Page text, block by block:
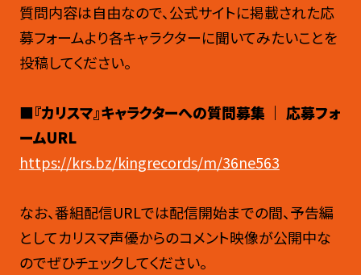
質問内容は自由なので、公式サイトに掲載された応
募フォームより各キャラクターに聞いてみたいことを
投稿してください。
■『カリスマ』キャラクターへの質問募集 ｜ 応募フォ
ームURL
https://krs.bz/kingrecords/m/36ne563
なお、番組配信URLでは配信開始までの間、予告編
としてカリスマ声優からのコメント映像が公開中な
のでぜひチェックしてください。